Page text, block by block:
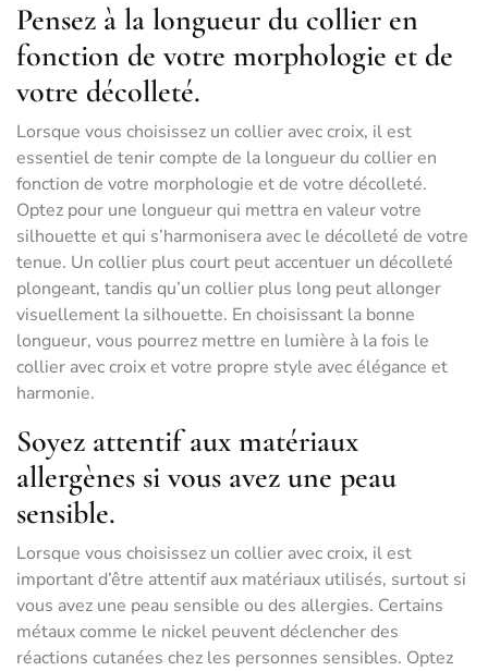
Pensez à la longueur du collier en
fonction de votre morphologie et de
votre décolleté.
Lorsque vous choisissez un collier avec croix, il est
essentiel de tenir compte de la longueur du collier en
fonction de votre morphologie et de votre décolleté.
Optez pour une longueur qui mettra en valeur votre
silhouette et qui s’harmonisera avec le décolleté de votre
tenue. Un collier plus court peut accentuer un décolleté
plongeant, tandis qu’un collier plus long peut allonger
visuellement la silhouette. En choisissant la bonne
longueur, vous pourrez mettre en lumière à la fois le
collier avec croix et votre propre style avec élégance et
harmonie.
Soyez attentif aux matériaux
allergènes si vous avez une peau
sensible.
Lorsque vous choisissez un collier avec croix, il est
important d’être attentif aux matériaux utilisés, surtout si
vous avez une peau sensible ou des allergies. Certains
métaux comme le nickel peuvent déclencher des
réactions cutanées chez les personnes sensibles. Optez